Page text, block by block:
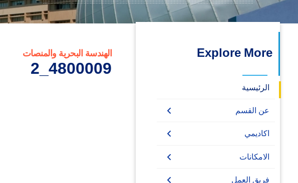
الإستشارات
Explore More
الرئيسية
عن القسم
اتصل بنا
اكاديمي
بكالوريوس
بكالوريوس الهندسة
دراسات عليا
الامكانات
المكتبه
فريق العمل
الهندسة البحرية والمنصات
4800009_2